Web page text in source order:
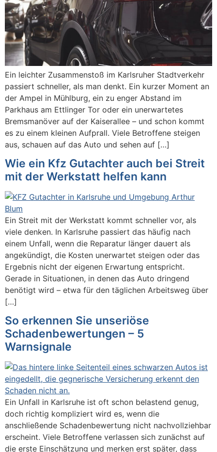
Ein leichter Zusammenstoß im Karlsruher Stadtverkehr
passiert schneller, als man denkt. Ein kurzer Moment an
der Ampel in Mühlburg, ein zu enger Abstand im
Parkhaus am Ettlinger Tor oder ein unerwartetes
Bremsmanöver auf der Kaiserallee – und schon kommt
es zu einem kleinen Aufprall. Viele Betroffene steigen
aus, schauen auf das Auto und sehen auf […]
Wie ein Kfz Gutachter auch bei Streit
mit der Werkstatt helfen kann
Ein Streit mit der Werkstatt kommt schneller vor, als
viele denken. In Karlsruhe passiert das häufig nach
einem Unfall, wenn die Reparatur länger dauert als
angekündigt, die Kosten unerwartet steigen oder das
Ergebnis nicht der eigenen Erwartung entspricht.
Gerade in Situationen, in denen das Auto dringend
benötigt wird – etwa für den täglichen Arbeitsweg über
[…]
So erkennen Sie unseriöse
Schadenbewertungen – 5
Warnsignale
Ein Unfall in Karlsruhe ist oft schon belastend genug,
doch richtig kompliziert wird es, wenn die
anschließende Schadenbewertung nicht nachvollziehbar
erscheint. Viele Betroffene verlassen sich zunächst auf
die erste Einschätzung und merken erst später, dass